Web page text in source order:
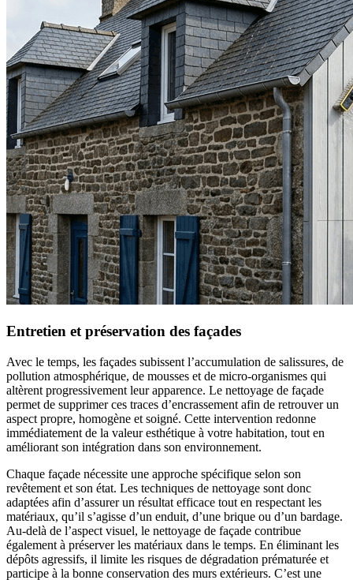
Entretien et préservation des façades
Avec le temps, les façades subissent l’accumulation de salissures, de
pollution atmosphérique, de mousses et de micro-organismes qui
altèrent progressivement leur apparence. Le nettoyage de façade
permet de supprimer ces traces d’encrassement afin de retrouver un
aspect propre, homogène et soigné. Cette intervention redonne
immédiatement de la valeur esthétique à votre habitation, tout en
améliorant son intégration dans son environnement.
Chaque façade nécessite une approche spécifique selon son
revêtement et son état. Les techniques de nettoyage sont donc
adaptées afin d’assurer un résultat efficace tout en respectant les
matériaux, qu’il s’agisse d’un enduit, d’une brique ou d’un bardage.
Au-delà de l’aspect visuel, le nettoyage de façade contribue
également à préserver les matériaux dans le temps. En éliminant les
dépôts agressifs, il limite les risques de dégradation prématurée et
participe à la bonne conservation des murs extérieurs. C’est une